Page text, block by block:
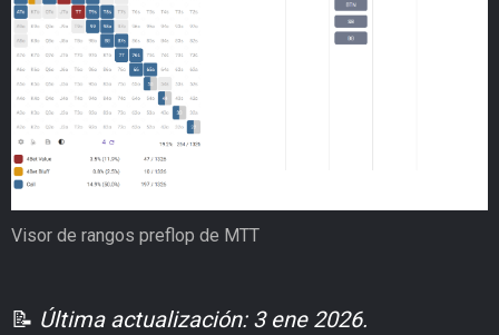
Visor de rangos preflop de MTT
📝 Última actualización: 3 ene 2026.